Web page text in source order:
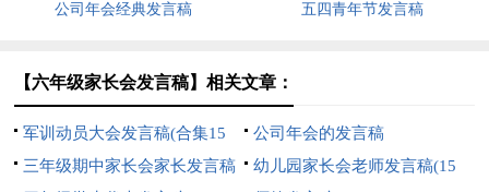
公司年会经典发言稿 五四青年节发言稿
【六年级家长会发言稿】相关文章：
军训动员大会发言稿(合集15
篇)
公司年会的发言稿
三年级期中家长会家长发言稿
幼儿园家长会老师发言稿(15